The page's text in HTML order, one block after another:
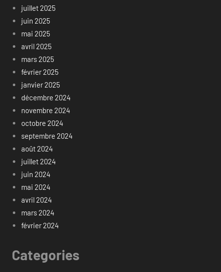
juillet 2025
juin 2025
mai 2025
avril 2025
mars 2025
février 2025
janvier 2025
décembre 2024
novembre 2024
octobre 2024
septembre 2024
août 2024
juillet 2024
juin 2024
mai 2024
avril 2024
mars 2024
février 2024
Categories